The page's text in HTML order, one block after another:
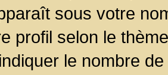
sous votre
profil selon le
le nombre